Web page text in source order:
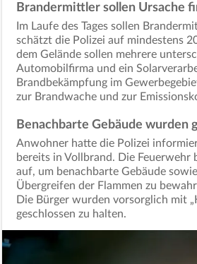
Brandermittler sollen Ursache
Im Laufe des Tages sollen
schätzt die Polizei auf mindestens
dem Gelände sollen mehrere
Automobilfirma und ein
Brandbekämpfung im
zur Brandwache und zur
Benachbarte Gebäude wurden
Anwohner hatte die Polizei
bereits in Vollbrand. Die Feuerwehr
auf, um benachbarte Gebäude
Übergreifen der Flammen zu
Die Bürger wurden vorsorglich mit
geschlossen zu halten.